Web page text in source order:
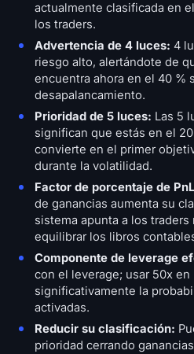
actualmente clasificada en
los traders.
Advertencia de 4 luces: 4
riesgo alto, alertándote de
encuentra ahora en el 40 %
desapalancamiento.
Prioridad de 5 luces: Las 5
significan que estás en el
convierte en el primer
durante la volatilidad.
Factor de porcentaje de
de ganancias aumenta su
sistema apunta a los traders
equilibrar los libros
Componente de leverage
con el leverage; usar 50x
significativamente la
activadas.
Reducir su clasificación:
prioridad cerrando